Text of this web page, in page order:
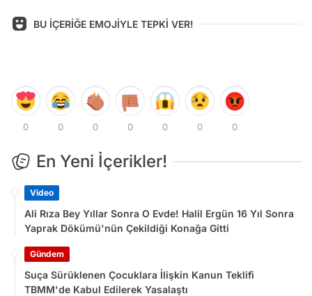
BU İÇERİĞE EMOJİYLE TEPKİ VER!
0 0 0 0 0 0 0
En Yeni İçerikler!
Video
Ali Rıza Bey Yıllar Sonra O Evde! Halil Ergün 16 Yıl Sonra
Yaprak Dökümü'nün Çekildiği Konağa Gitti
Gündem
Suça Sürüklenen Çocuklara İlişkin Kanun Teklifi
TBMM'de Kabul Edilerek Yasalaştı